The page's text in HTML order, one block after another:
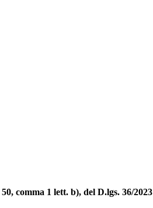
comma 1 lett. b), del D.lgs. 36/2023